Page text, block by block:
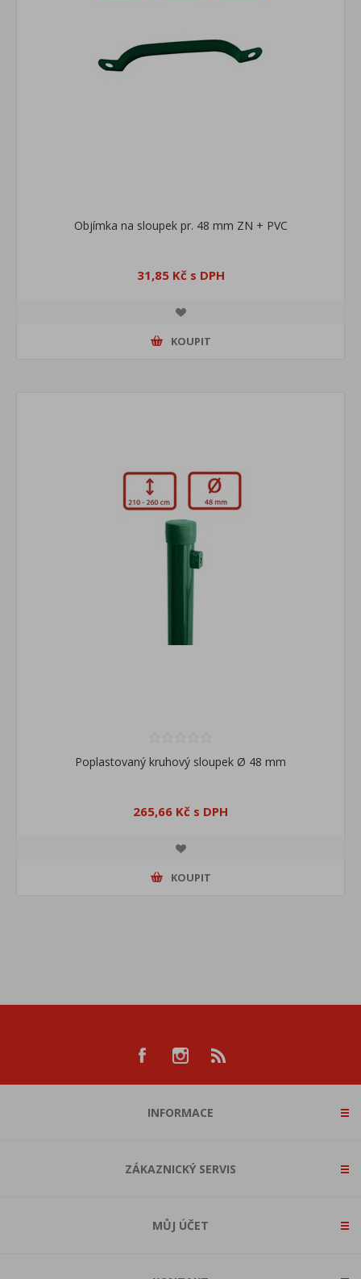
Objímka na sloupek pr. 48 mm ZN + PVC
31,85 Kč s DPH
KOUPIT
Poplastovaný kruhový sloupek Ø 48 mm
265,66 Kč s DPH
KOUPIT
INFORMACE
ZÁKAZNICKÝ SERVIS
MŮJ ÚČET